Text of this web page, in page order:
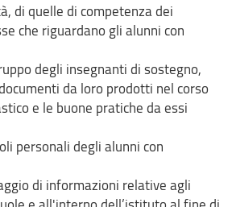
di quelle di competenza dei
che riguardano gli alunni con
degli insegnanti di sostegno,
da loro prodotti nel corso
e le buone pratiche da essi
personali degli alunni con
di informazioni relative agli